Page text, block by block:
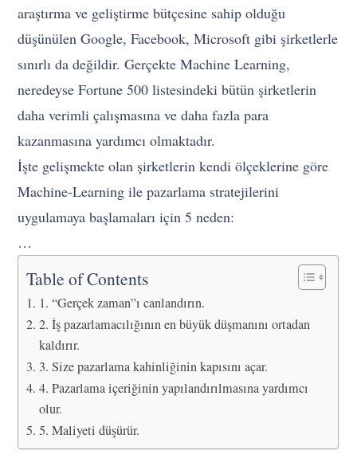
araştırma ve geliştirme bütçesine sahip olduğu
düşünülen Google, Facebook, Microsoft gibi şirketlerle
sınırlı da değildir. Gerçekte Machine Learning,
neredeyse Fortune 500 listesindeki bütün şirketlerin
daha verimli çalışmasına ve daha fazla para
kazanmasına yardımcı olmaktadır.
İşte gelişmekte olan şirketlerin kendi ölçeklerine göre
Machine-Learning ile pazarlama stratejilerini
uygulamaya başlamaları için 5 neden:
…
Table of Contents
1. “Gerçek zaman”ı canlandırın.
2. İş pazarlamacılığının en büyük düşmanını ortadan
kaldırır.
3. Size pazarlama kahinliğinin kapısını açar.
4. Pazarlama içeriğinin yapılandırılmasına yardımcı
olur.
5. Maliyeti düşürür.